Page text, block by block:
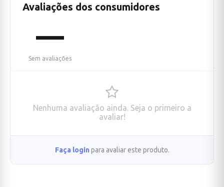
Avaliações dos consumidores
—
Sem avaliações
Nenhuma avaliação ainda. Seja o primeiro a
avaliar!
Faça login para avaliar este produto.